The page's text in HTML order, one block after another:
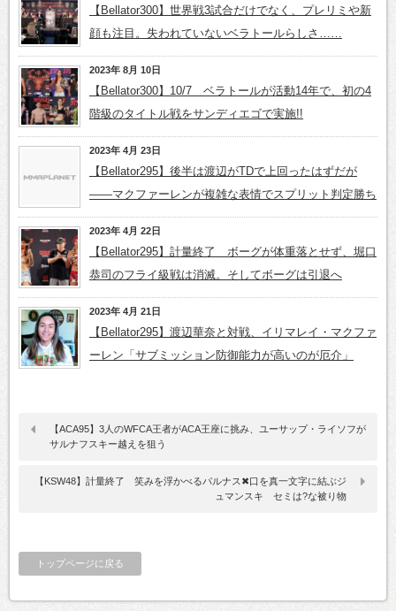
【Bellator300】世界戦3試合だけでなく、プレリミや新
顔も注目。失われていないベラトールらしさ……
2023年 8月 10日
【Bellator300】10/7 ベラトールが活動14年で、初の4
階級のタイトル戦をサンディエゴで実施!!
2023年 4月 23日
【Bellator295】後半は渡辺がTDで上回ったはずだが
――マクファーレンが複雑な表情でスプリット判定勝ち
2023年 4月 22日
【Bellator295】計量終了 ボーグが体重落とせず、堀口
恭司のフライ級戦は消滅。そしてボーグは引退へ
2023年 4月 21日
【Bellator295】渡辺華奈と対戦、イリマレイ・マクファ
ーレン「サブミッション防御能力が高いのが厄介」
【ACA95】3人のWFCA王者がACA王座に挑み、ユーサップ・ライソフが
サルナフスキー越えを狙う
【KSW48】計量終了 笑みを浮かべるパルナス✖口を真一文字に結ぶジ
ュマンスキ セミは?な被り物
トップページに戻る